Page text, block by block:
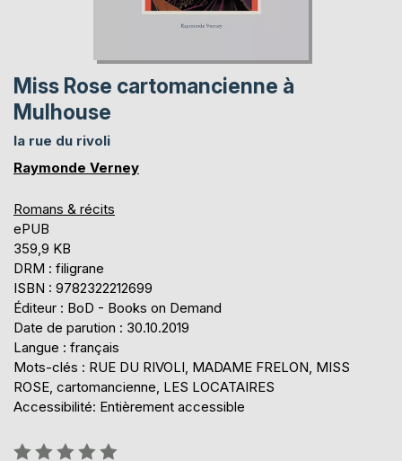
Miss Rose cartomancienne à
Mulhouse
la rue du rivoli
Raymonde Verney
Romans & récits
ePUB
359,9 KB
DRM : filigrane
ISBN : 9782322212699
Éditeur : BoD - Books on Demand
Date de parution : 30.10.2019
Langue : français
Mots-clés : RUE DU RIVOLI, MADAME FRELON, MISS
ROSE, cartomancienne, LES LOCATAIRES
Accessibilité: Entièrement accessible
Évaluation: